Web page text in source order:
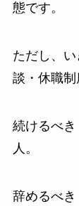
態です。
ただし、
談・休職制
続けるべ
人。
辞めるべ